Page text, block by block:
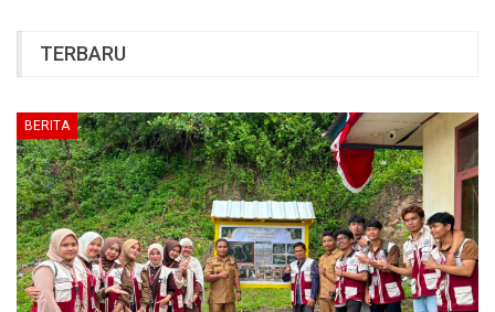
TERBARU
BERITA